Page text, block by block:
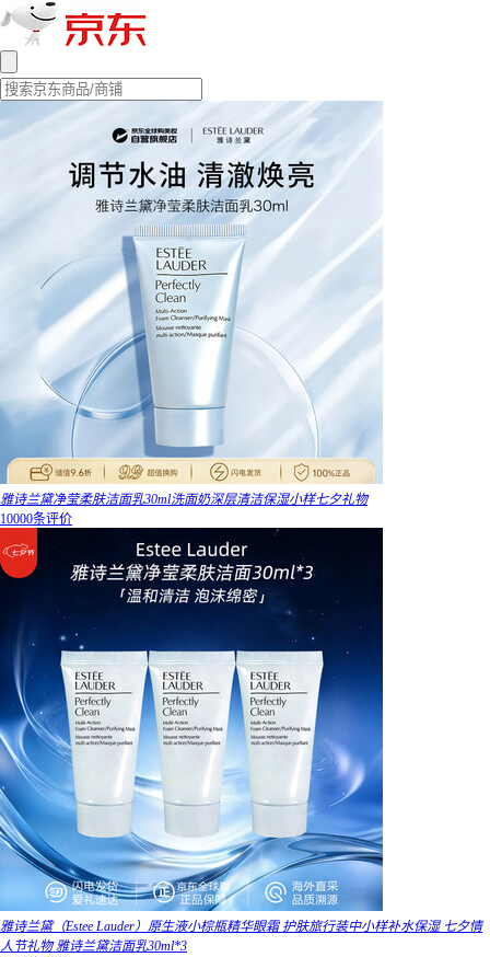
雅诗兰黛净莹柔肤洁面乳30ml洗面奶深层清洁保湿小样七夕礼物
10000条评价
雅诗兰黛（Estee Lauder）原生液小棕瓶精华眼霜 护肤旅行装中小样补水保湿 七夕情
人节礼物 雅诗兰黛洁面乳30ml*3